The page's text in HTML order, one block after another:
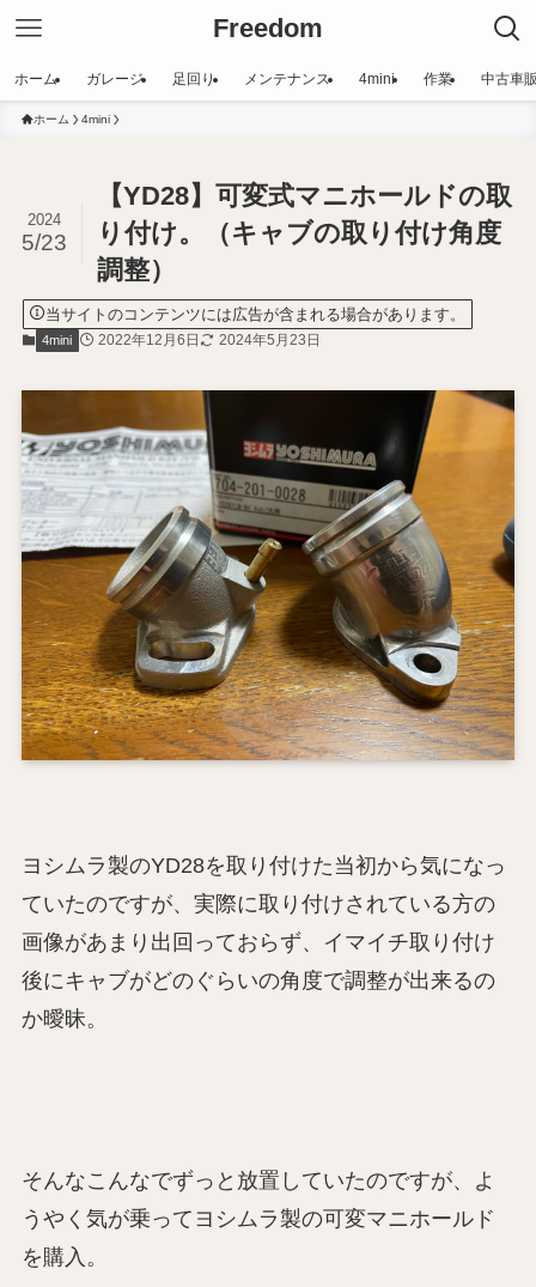
Freedom
ホーム ガレージ 足回り メンテナンス 4mini 作業 中古車
ホーム 4mini
【YD28】可変式マニホールドの取
り付け。（キャブの取り付け角度
調整）
2024
5/23
当サイトのコンテンツには広告が含まれる場合があります。
4mini 2022年12月6日 2024年5月23日
ヨシムラ製のYD28を取り付けた当初から気になっ
ていたのですが、実際に取り付けされている方の
画像があまり出回っておらず、イマイチ取り付け
後にキャブがどのぐらいの角度で調整が出来るの
か曖昧。
そんなこんなでずっと放置していたのですが、よ
うやく気が乗ってヨシムラ製の可変マニホールド
を購入。